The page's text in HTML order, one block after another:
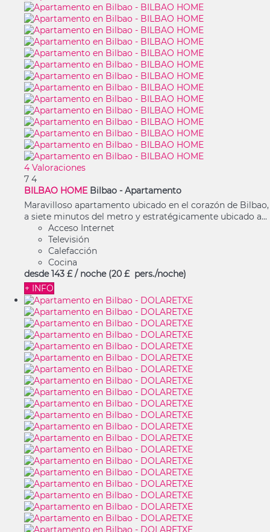
4 Valoraciones
7 4
BILBAO HOME Bilbao - Apartamento
Maravilloso apartamento ubicado en el corazón de Bilbao,
a siete minutos del metro y estratégicamente ubicado a...
Acceso Internet
Televisión
Calefacción
Cocina
desde 143 £ / noche (20 £ pers./noche)
+ INFO